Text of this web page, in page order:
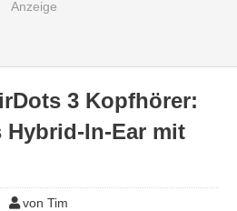
3 Kopfhörer:
Hybrid-In-Ear mit
von Tim